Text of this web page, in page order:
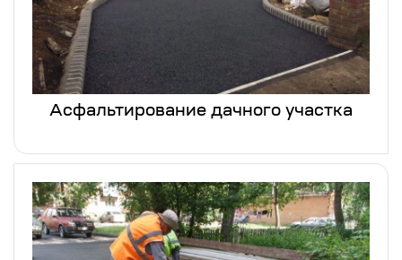
Асфальтирование дачного участка